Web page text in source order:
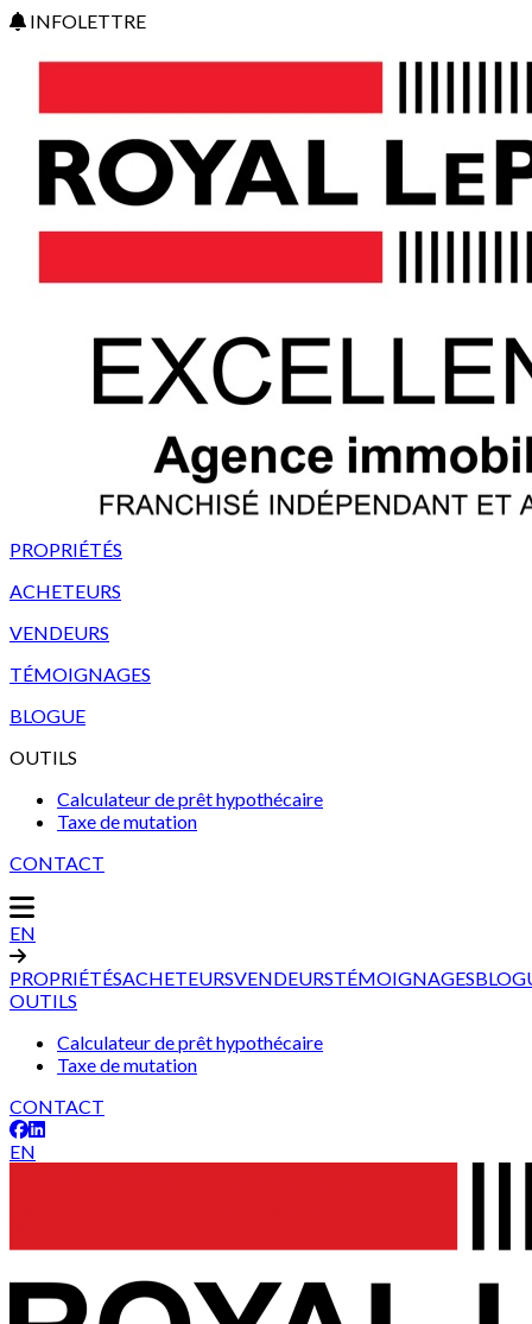
INFOLETTRE
PROPRIÉTÉS
ACHETEURS
VENDEURS
TÉMOIGNAGES
BLOGUE
OUTILS
Calculateur de prêt hypothécaire
Taxe de mutation
CONTACT
EN
PROPRIÉTÉSACHETEURSVENDEURSTÉMOIGNAGES
OUTILS
Calculateur de prêt hypothécaire
Taxe de mutation
CONTACT
EN